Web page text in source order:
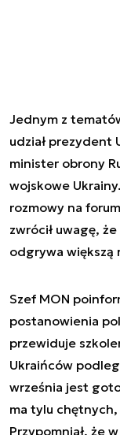
Jednym z
udział prezydent
minister obrony
wojskowe
rozmowy na
zwrócił uwagę,
odgrywa większą
Szef MON
postanowienia
przewiduje
Ukraińców
września jest
ma tylu chętnych,
Przypomniał, że